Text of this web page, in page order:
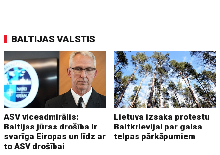
BALTIJAS VALSTIS
ASV viceadmirālis:
Baltijas jūras drošība ir
svarīga Eiropas un līdz ar
to ASV drošībai
Lietuva izsaka protestu
Baltkrievijai par gaisa
telpas pārkāpumiem